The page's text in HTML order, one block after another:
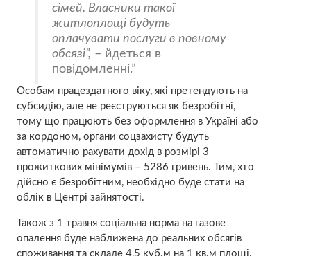
сімей. Власники такої
житлоплощі будуть
оплачувати послуги в повному
обсязі”, – йдеться в
повідомленні.
Особам працездатного віку, які претендують на
субсидію, але не реєструються як безробітні,
тому що працюють без оформлення в Україні або
за кордоном, органи соцзахисту будуть
автоматично рахувати дохід в розмірі 3
прожиткових мінімумів – 5286 гривень. Тим, хто
дійсно є безробітним, необхідно буде стати на
облік в Центрі зайнятості.
Також з 1 травня соціальна норма на газове
опалення буде наближена до реальних обсягів
споживання та складе 4,5 куб.м на 1 кв.м площі,